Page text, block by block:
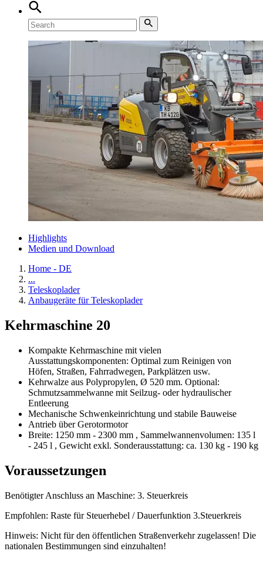
Highlights
Medien und Download
Home - DE
...
Teleskoplader
Anbaugeräte für Teleskoplader
Kehrmaschine 20
Kompakte Kehrmaschine mit vielen
Ausstattungskomponenten: Optimal zum Reinigen von
Höfen, Straßen, Fahrradwegen, Parkplätzen usw.
Kehrwalze aus Polypropylen, Ø 520 mm. Optional:
Schmutzsammelwanne mit Seilzug- oder hydraulischer
Entleerung
Mechanische Schwenkeinrichtung und stabile Bauweise
Antrieb über Gerotormotor
Breite: 1250 mm - 2300 mm , Sammelwannenvolumen: 135 l
- 245 l , Gewicht exkl. Sonderausstattung: ca. 130 kg - 190 kg
Voraussetzungen
Benötigter Anschluss an Maschine: 3. Steuerkreis
Empfohlen: Raste für Steuerhebel / Dauerfunktion 3.Steuerkreis
Hinweis: Nicht für den öffentlichen Straßenverkehr zugelassen! Die
nationalen Bestimmungen sind einzuhalten!